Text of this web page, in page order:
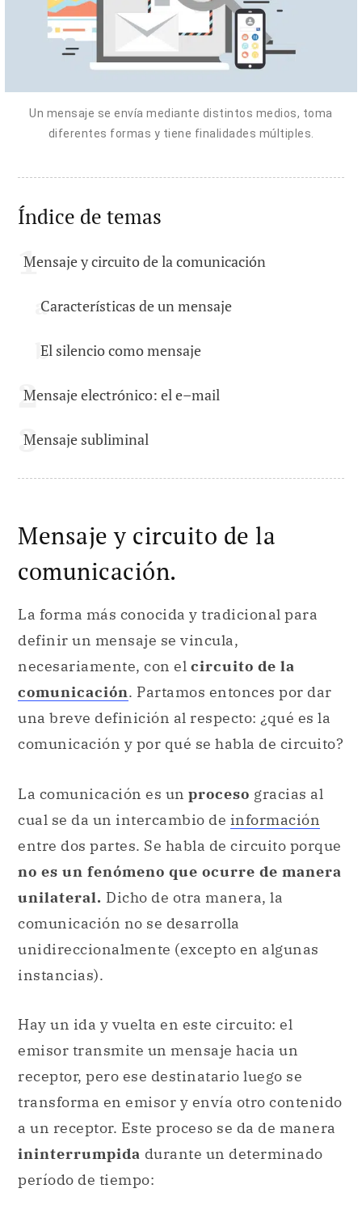
Un mensaje se envía mediante distintos medios, toma
diferentes formas y tiene finalidades múltiples.
Índice de temas
Mensaje y circuito de la comunicación
Características de un mensaje
El silencio como mensaje
Mensaje electrónico: el e–mail
Mensaje subliminal
Mensaje y circuito de la
comunicación.
La forma más conocida y tradicional para
definir un mensaje se vincula,
necesariamente, con el circuito de la
comunicación. Partamos entonces por dar
una breve definición al respecto: ¿qué es la
comunicación y por qué se habla de circuito?
La comunicación es un proceso gracias al
cual se da un intercambio de información
entre dos partes. Se habla de circuito porque
no es un fenómeno que ocurre de manera
unilateral. Dicho de otra manera, la
comunicación no se desarrolla
unidireccionalmente (excepto en algunas
instancias).
Hay un ida y vuelta en este circuito: el
emisor transmite un mensaje hacia un
receptor, pero ese destinatario luego se
transforma en emisor y envía otro contenido
a un receptor. Este proceso se da de manera
ininterrumpida durante un determinado
período de tiempo: